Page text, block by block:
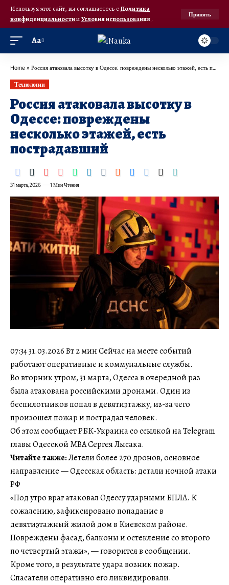
Используя этот сайт, вы соглашаетесь с Политика
конфиденциальностииУсловия использования.
Принять
Аа
Home » Россия атаковала высотку в Одессе: повреждены несколько этажей, есть пострадавший
Технологии
Россия атаковала высотку в
Одессе: повреждены
несколько этажей, есть
пострадавший
31 марта, 2026 1 Мин Чтения
07:34 31.03.2026 Вт 2 мин Сейчас на месте событий
работают оперативные и коммунальные службы.
Во вторник утром, 31 марта, Одесса в очередной раз
была атакована российскими дронами. Один из
беспилотников попал в девятиэтажку, из-за чего
произошел пожар и пострадал человек.
Об этом сообщает РБК-Украина со ссылкой на Telegram
главы Одесской МВА Сергея Лысака.
Читайте также:Летели более 270 дронов, основное
направление — Одесская область: детали ночной атаки
РФ
«Под утро враг атаковал Одессу ударными БПЛА. К
сожалению, зафиксировано попадание в
девятиэтажный жилой дом в Киевском районе.
Повреждены фасад, балконы и остекление со второго
по четвертый этажи», — говорится в сообщении.
Кроме того, в результате удара возник пожар.
Спасатели оперативно его ликвидировали.